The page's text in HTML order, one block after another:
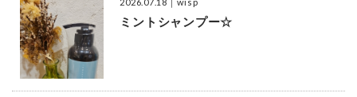
ミントシャンプー☆